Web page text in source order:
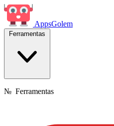
AppsGolem
Ferramentas
№ Ferramentas